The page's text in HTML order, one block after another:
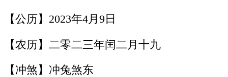
【公历】2023年4月9日
【农历】二零二三年闰二月十九
【冲煞】冲兔煞东